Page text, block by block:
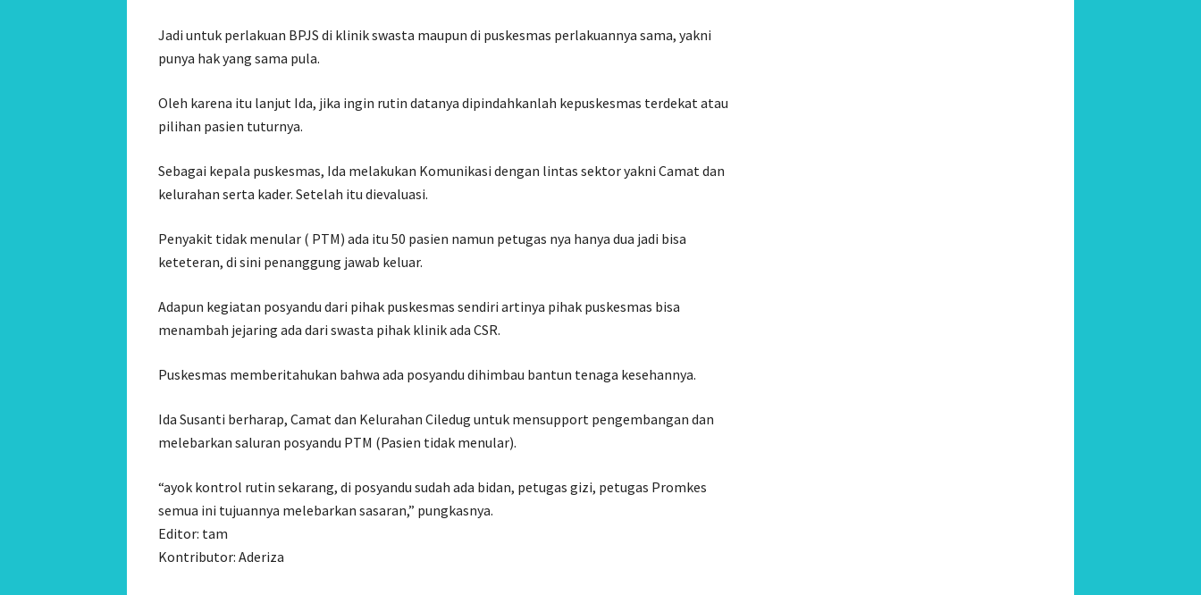
Jadi untuk perlakuan BPJS di klinik swasta maupun di puskesmas perlakuannya sama, yakni
punya hak yang sama pula.
Oleh karena itu lanjut Ida, jika ingin rutin datanya dipindahkanlah kepuskesmas terdekat atau
pilihan pasien tuturnya.
Sebagai kepala puskesmas, Ida melakukan Komunikasi dengan lintas sektor yakni Camat dan
kelurahan serta kader. Setelah itu dievaluasi.
Penyakit tidak menular ( PTM) ada itu 50 pasien namun petugas nya hanya dua jadi bisa
keteteran, di sini penanggung jawab keluar.
Adapun kegiatan posyandu dari pihak puskesmas sendiri artinya pihak puskesmas bisa
menambah jejaring ada dari swasta pihak klinik ada CSR.
Puskesmas memberitahukan bahwa ada posyandu dihimbau bantun tenaga kesehannya.
Ida Susanti berharap, Camat dan Kelurahan Ciledug untuk mensupport pengembangan dan
melebarkan saluran posyandu PTM (Pasien tidak menular).
“ayok kontrol rutin sekarang, di posyandu sudah ada bidan, petugas gizi, petugas Promkes
semua ini tujuannya melebarkan sasaran,” pungkasnya.
Editor: tam
Kontributor: Aderiza